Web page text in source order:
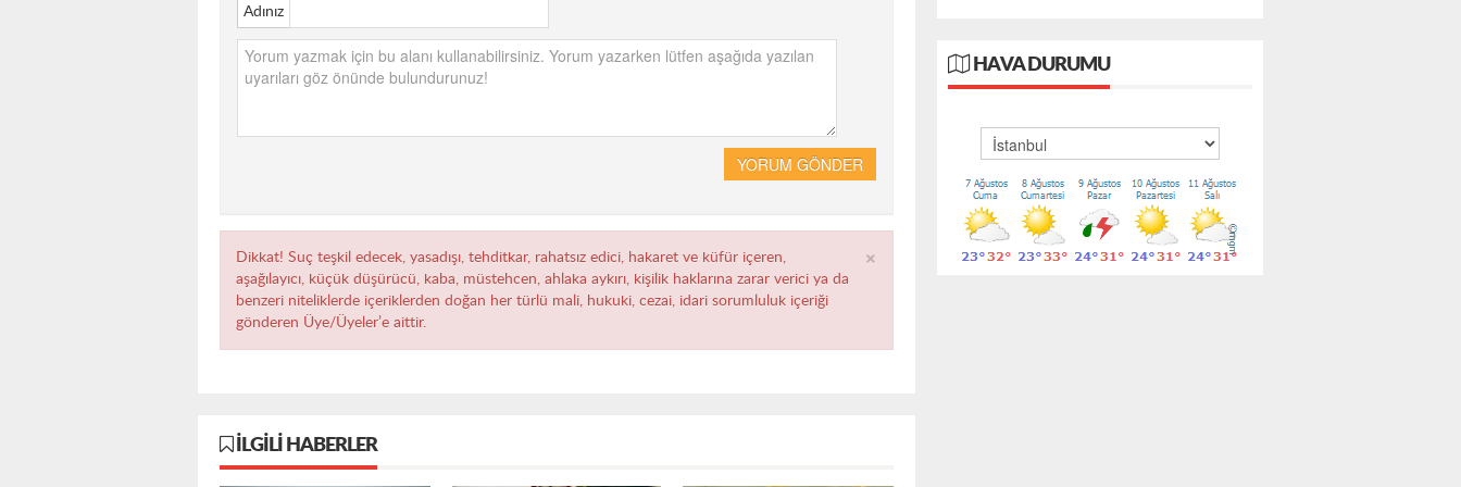
Adınız
YORUM GÖNDER
×
Dikkat! Suç teşkil edecek, yasadışı, tehditkar, rahatsız edici, hakaret ve küfür içeren,
aşağılayıcı, küçük düşürücü, kaba, müstehcen, ahlaka aykırı, kişilik haklarına zarar verici ya da
benzeri niteliklerde içeriklerden doğan her türlü mali, hukuki, cezai, idari sorumluluk içeriği
gönderen Üye/Üyeler’e aittir.
İLGILI HABERLER
HAVA DURUMU